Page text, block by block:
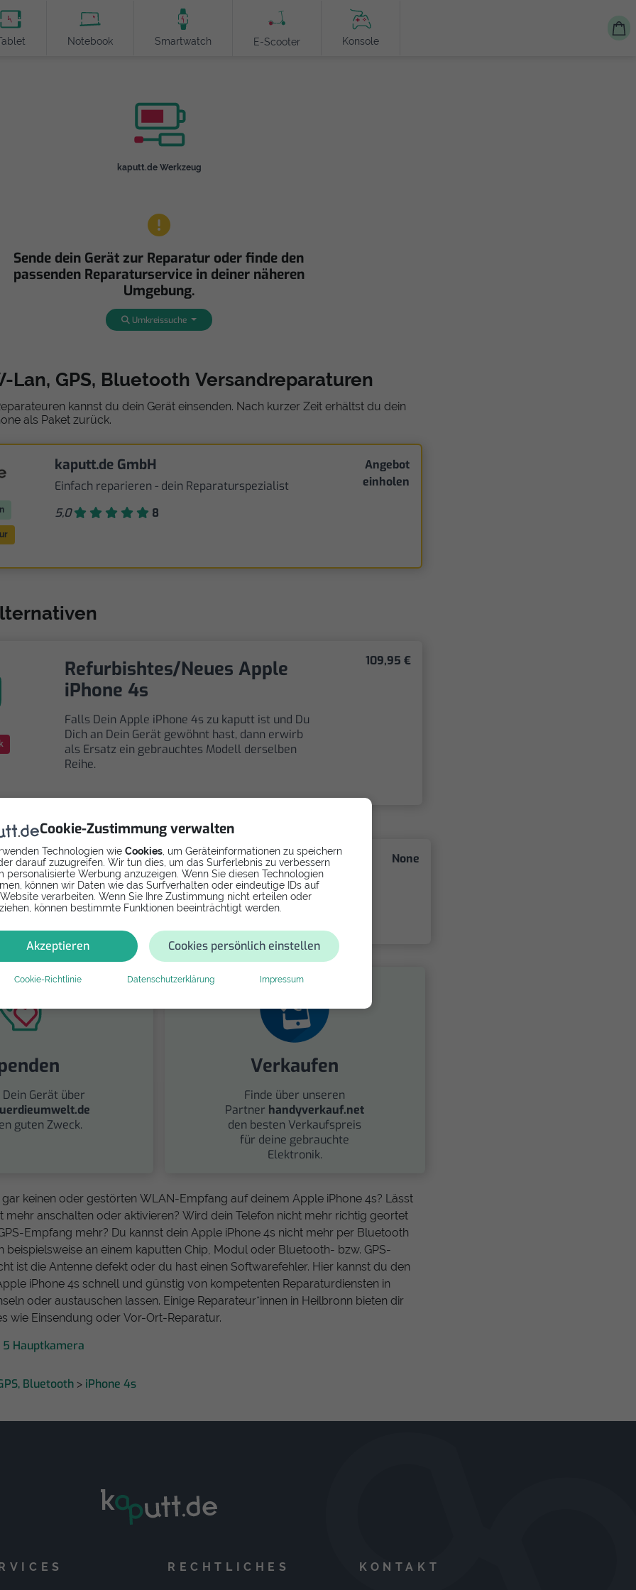
Cookie-Zustimmung verwalten
Technologien wie Cookies , um Geräteinformationen zu speichern
darauf zuzugreifen. Wir tun dies, um das Surferlebnis zu verbessern
personalisierte Werbung anzuzeigen. Wenn Sie diesen Technologien
können wir Daten wie das Surfverhalten oder eindeutige IDs auf
verarbeiten. Wenn Sie Ihre Zustimmung nicht erteilen oder
können bestimmte Funktionen beeinträchtigt werden.
Akzeptieren Cookies persönlich einstellen
Cookie-Richtlinie Datenschutzerklärung Impressum
Tablet Notebook Smartwatch E-Scooter Konsole
kaputt.de Werkzeug
Sende dein Gerät zur Reparatur oder finde den
passenden Reparaturservice in deiner näheren
Umgebung.
Umkreissuche
Lan, GPS, Bluetooth Versandreparaturen
kannst du dein Gerät einsenden. Nach kurzer Zeit erhältst du dein
als Paket zurück.
kaputt.de GmbH
Einfach reparieren - dein Reparaturspezialist
5,0
8
Angebot
einholen
Refurbishtes/Neues Apple
iPhone 4s
Falls Dein Apple iPhone 4s zu kaputt ist und Du
Dich an Dein Gerät gewöhnt hast, dann erwirb
als Ersatz ein gebrauchtes Modell derselben
Reihe.
109,95 €
Selbst reparieren
Repariere dein iPhone 4s - W-Lan, GPS, Bluetooth mit
Videoanleitung selbst. Ersatzteile ab
None
Dein Gerät über
guten Zweck.
Verkaufen
Finde über unseren
Partner handyverkauf.net
den besten Verkaufspreis
für deine gebrauchte
Elektronik.
keinen oder gestörten WLAN-Empfang auf deinem Apple iPhone 4s? Lässt
mehr anschalten oder aktivieren? Wird dein Telefon nicht mehr richtig geortet
Empfang mehr? Du kannst dein Apple iPhone 4s nicht mehr per Bluetooth
beispielsweise an einem kaputten Chip, Modul oder Bluetooth- bzw. GPS-
ist die Antenne defekt oder du hast einen Softwarefehler. Hier kannst du den
iPhone 4s schnell und günstig von kompetenten Reparaturdiensten in
oder austauschen lassen. Einige Reparateur*innen in Heilbronn bieten dir
wie Einsendung oder Vor-Ort-Reparatur.
5 Hauptkamera
Bluetooth > iPhone 4s
RECHTLICHES KONTAKT